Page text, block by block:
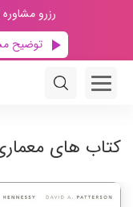
رزرو
توضیح
کتاب های